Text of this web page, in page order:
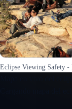
Eclipse Viewing Safety -